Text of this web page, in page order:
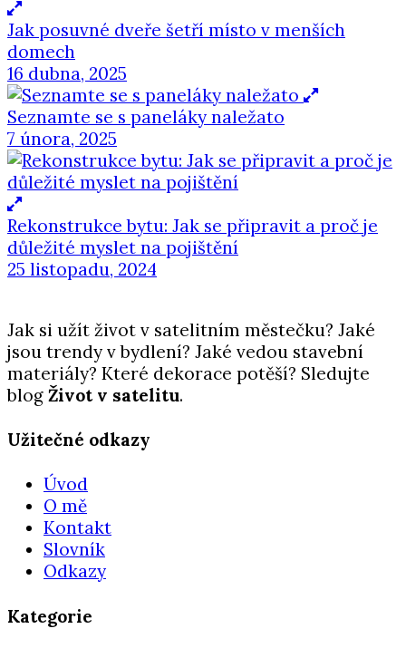
Jak posuvné dveře šetří místo v menších
domech
16 dubna, 2025
Seznamte se s paneláky naležato
7 února, 2025
Rekonstrukce bytu: Jak se připravit a proč je
důležité myslet na pojištění
25 listopadu, 2024
Jak si užít život v satelitním městečku? Jaké
jsou trendy v bydlení? Jaké vedou stavební
materiály? Které dekorace potěší? Sledujte
blog Život v satelitu.
Užitečné odkazy
Úvod
O mě
Kontakt
Slovník
Odkazy
Kategorie